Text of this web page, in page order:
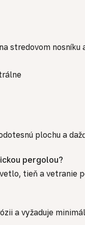
stredovom nosníku
plochu a
pergolou?
tieň a vetranie
a vyžaduje